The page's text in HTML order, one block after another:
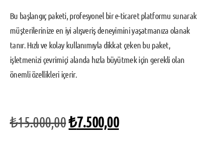
Bu başlangıç paketi, profesyonel bir e-ticaret platformu sunarak
müşterilerinize en iyi alışveriş deneyimini yaşatmanıza olanak
tanır. Hızlı ve kolay kullanımıyla dikkat çeken bu paket,
işletmenizi çevrimiçi alanda hızla büyütmek için gerekli olan
önemli özellikleri içerir.
₺15.000,00₺7.500,00